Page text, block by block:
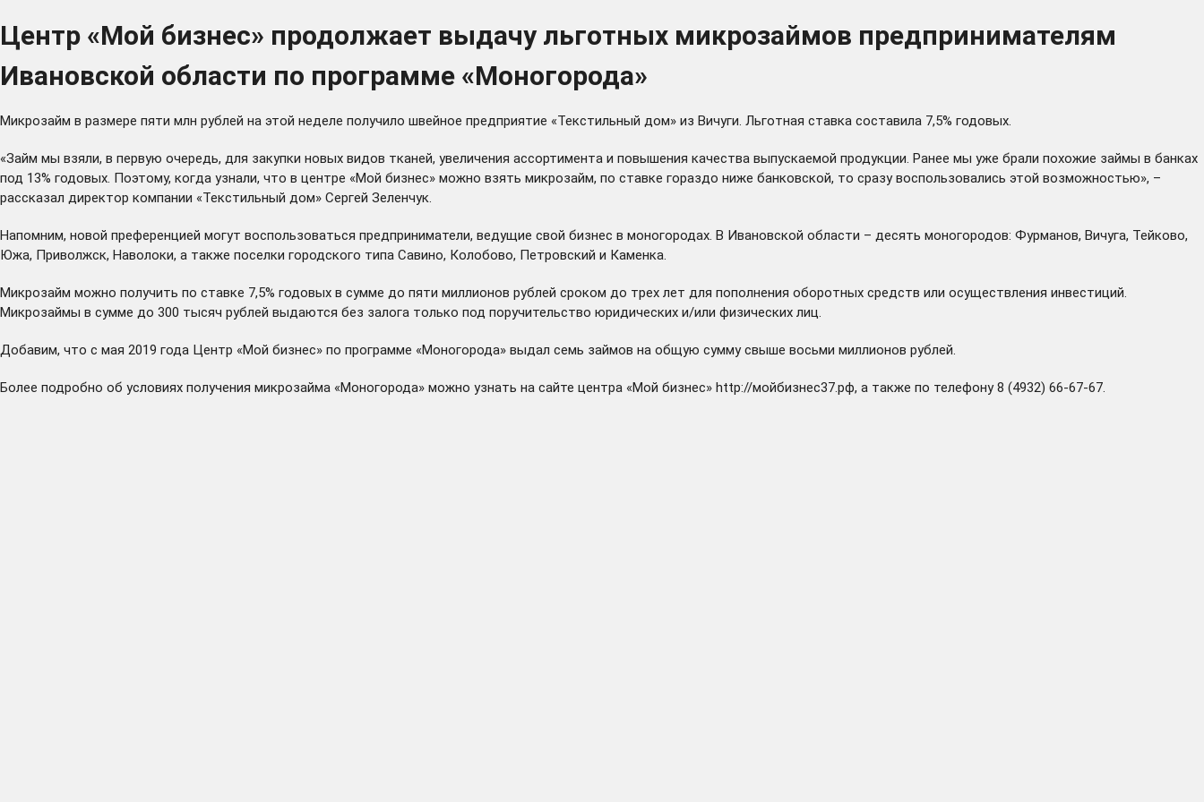
Центр «Мой бизнес» продолжает выдачу льготных микрозаймов предпринимателям
Ивановской области по программе «Моногорода»
Микрозайм в размере пяти млн рублей на этой неделе получило швейное предприятие «Текстильный дом» из Вичуги. Льготная ставка составила 7,5% годовых.
«Займ мы взяли, в первую очередь, для закупки новых видов тканей, увеличения ассортимента и повышения качества выпускаемой продукции. Ранее мы уже брали похожие займы в банках
под 13% годовых. Поэтому, когда узнали, что в центре «Мой бизнес» можно взять микрозайм, по ставке гораздо ниже банковской, то сразу воспользовались этой возможностью», –
рассказал директор компании «Текстильный дом» Сергей Зеленчук.
Напомним, новой преференцией могут воспользоваться предприниматели, ведущие свой бизнес в моногородах. В Ивановской области – десять моногородов: Фурманов, Вичуга, Тейково,
Южа, Приволжск, Наволоки, а также поселки городского типа Савино, Колобово, Петровский и Каменка.
Микрозайм можно получить по ставке 7,5% годовых в сумме до пяти миллионов рублей сроком до трех лет для пополнения оборотных средств или осуществления инвестиций.
Микрозаймы в сумме до 300 тысяч рублей выдаются без залога только под поручительство юридических и/или физических лиц.
Добавим, что с мая 2019 года Центр «Мой бизнес» по программе «Моногорода» выдал семь займов на общую сумму свыше восьми миллионов рублей.
Более подробно об условиях получения микрозайма «Моногорода» можно узнать на сайте центра «Мой бизнес» http://мойбизнес37.рф, а также по телефону 8 (4932) 66-67-67.